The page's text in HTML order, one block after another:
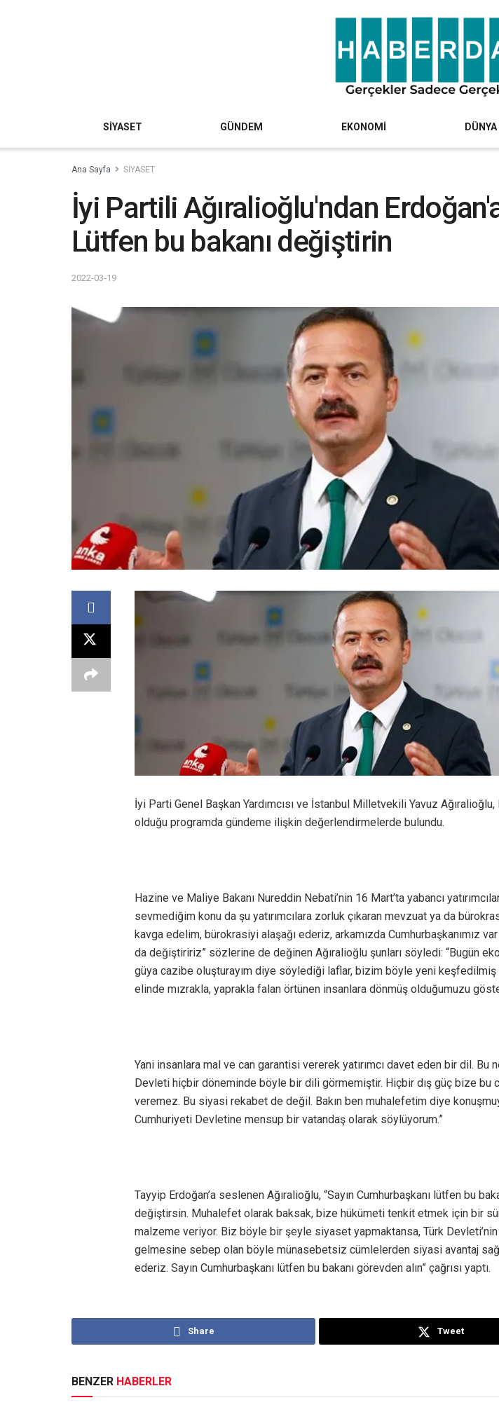
SİYASET GÜNDEM EKONOMİ DÜNYA
Ana Sayfa SİYASET
İyi Partili Ağıralioğlu'ndan
Lütfen bu bakanı değiştirin
2022-03-19
İyi Parti Genel Başkan Yardımcısı ve İstanbul Milletvekili Yavuz Ağıralioğlu,
olduğu programda gündeme ilişkin değerlendirmelerde bulundu.
Hazine ve Maliye Bakanı Nureddin Nebati’nin 16 Mart’ta yabancı
sevmediğim konu da şu yatırımcılara zorluk çıkaran mevzuat ya da
kavga edelim, bürokrasiyi alaşağı ederiz, arkamızda Cumhurbaşkanımız
da değiştiririz” sözlerine de değinen Ağıralioğlu şunları söyledi: “Bugün
güya cazibe oluşturayım diye söylediği laflar, bizim böyle yeni keşfedilmiş
elinde mızrakla, yaprakla falan örtünen insanlara dönmüş olduğumuzu
Yani insanlara mal ve can garantisi vererek yatırımcı davet eden bir dil. Bu
Devleti hiçbir döneminde böyle bir dili görmemiştir. Hiçbir dış güç bize bu
veremez. Bu siyasi rekabet de değil. Bakın ben muhalefetim diye
Cumhuriyeti Devletine mensup bir vatandaş olarak söylüyorum.”
Tayyip Erdoğan’a seslenen Ağıralioğlu, “Sayın Cumhurbaşkanı lütfen bu
değiştirsin. Muhalefet olarak baksak, bize hükümeti tenkit etmek için bir
malzeme veriyor. Biz böyle bir şeyle siyaset yapmaktansa, Türk
gelmesine sebep olan böyle münasebetsiz cümlelerden siyasi avantaj
ederiz. Sayın Cumhurbaşkanı lütfen bu bakanı görevden alın” çağrısı yaptı.
Share Tweet
BENZER HABERLER